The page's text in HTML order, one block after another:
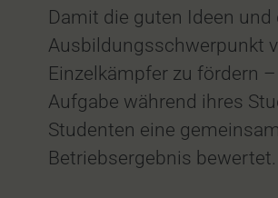
Damit die guten Ideen
Ausbildungsschwerpunkt
Einzelkämpfer zu fördern
Aufgabe während ihres
Studenten eine
Betriebsergebnis bewertet.